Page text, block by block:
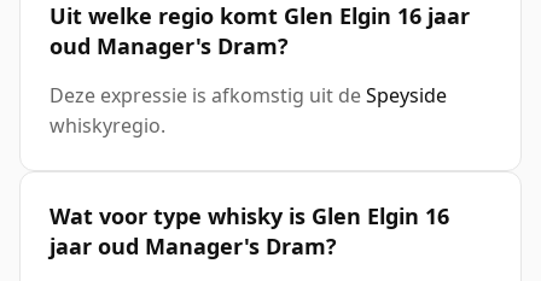
Uit welke regio komt Glen Elgin 16 jaar
oud Manager's Dram?
Deze expressie is afkomstig uit deSpeyside
whiskyregio.
Wat voor type whisky is Glen Elgin 16
jaar oud Manager's Dram?